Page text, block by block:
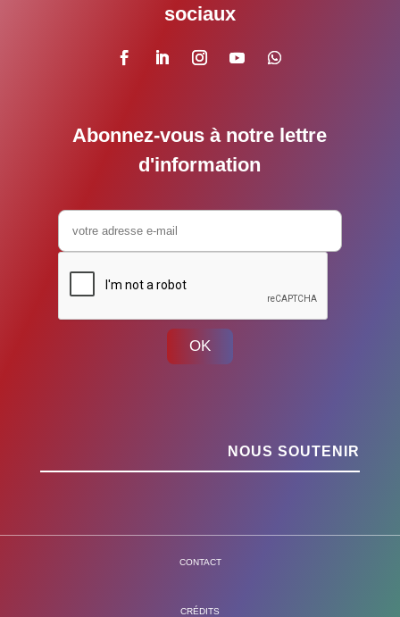
sociaux
Abonnez-vous à notre lettre
d'information
OK
NOUS SOUTENIR
CONTACT
CRÉDITS